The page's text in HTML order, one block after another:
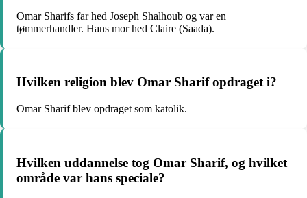
Omar Sharifs far hed Joseph Shalhoub og var en
tømmerhandler. Hans mor hed Claire (Saada).
Hvilken religion blev Omar Sharif opdraget i?
Omar Sharif blev opdraget som katolik.
Hvilken uddannelse tog Omar Sharif, og hvilket
område var hans speciale?